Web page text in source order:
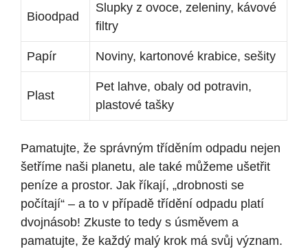
Bioodpad
Slupky z ovoce, zeleniny, kávové
filtry
Papír Noviny, kartonové krabice, sešity
Plast
Pet lahve, obaly od potravin,
plastové tašky
Pamatujte, že správným tříděním odpadu nejen
šetříme naši planetu, ale také můžeme ušetřit
peníze a prostor. Jak říkají, „drobnosti se
počítají“ – a to v případě třídění odpadu platí
dvojnásob! Zkuste to tedy s úsměvem a
pamatujte, že každý malý krok má svůj význam.